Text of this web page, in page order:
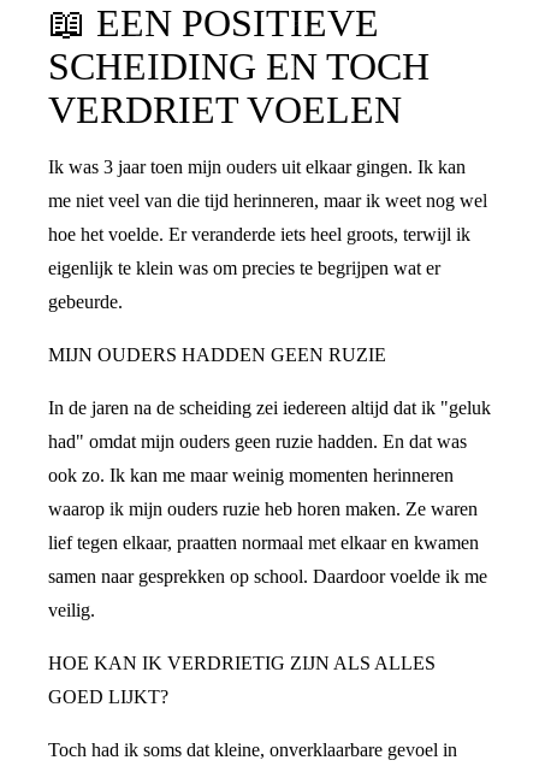
📖 EEN POSITIEVE
SCHEIDING EN TOCH
VERDRIET VOELEN
Ik was 3 jaar toen mijn ouders uit elkaar gingen. Ik kan
me niet veel van die tijd herinneren, maar ik weet nog wel
hoe het voelde. Er veranderde iets heel groots, terwijl ik
eigenlijk te klein was om precies te begrijpen wat er
gebeurde.
MIJN OUDERS HADDEN GEEN RUZIE
In de jaren na de scheiding zei iedereen altijd dat ik "geluk
had" omdat mijn ouders geen ruzie hadden. En dat was
ook zo. Ik kan me maar weinig momenten herinneren
waarop ik mijn ouders ruzie heb horen maken. Ze waren
lief tegen elkaar, praatten normaal met elkaar en kwamen
samen naar gesprekken op school. Daardoor voelde ik me
veilig.
HOE KAN IK VERDRIETIG ZIJN ALS ALLES
GOED LIJKT?
Toch had ik soms dat kleine, onverklaarbare gevoel in